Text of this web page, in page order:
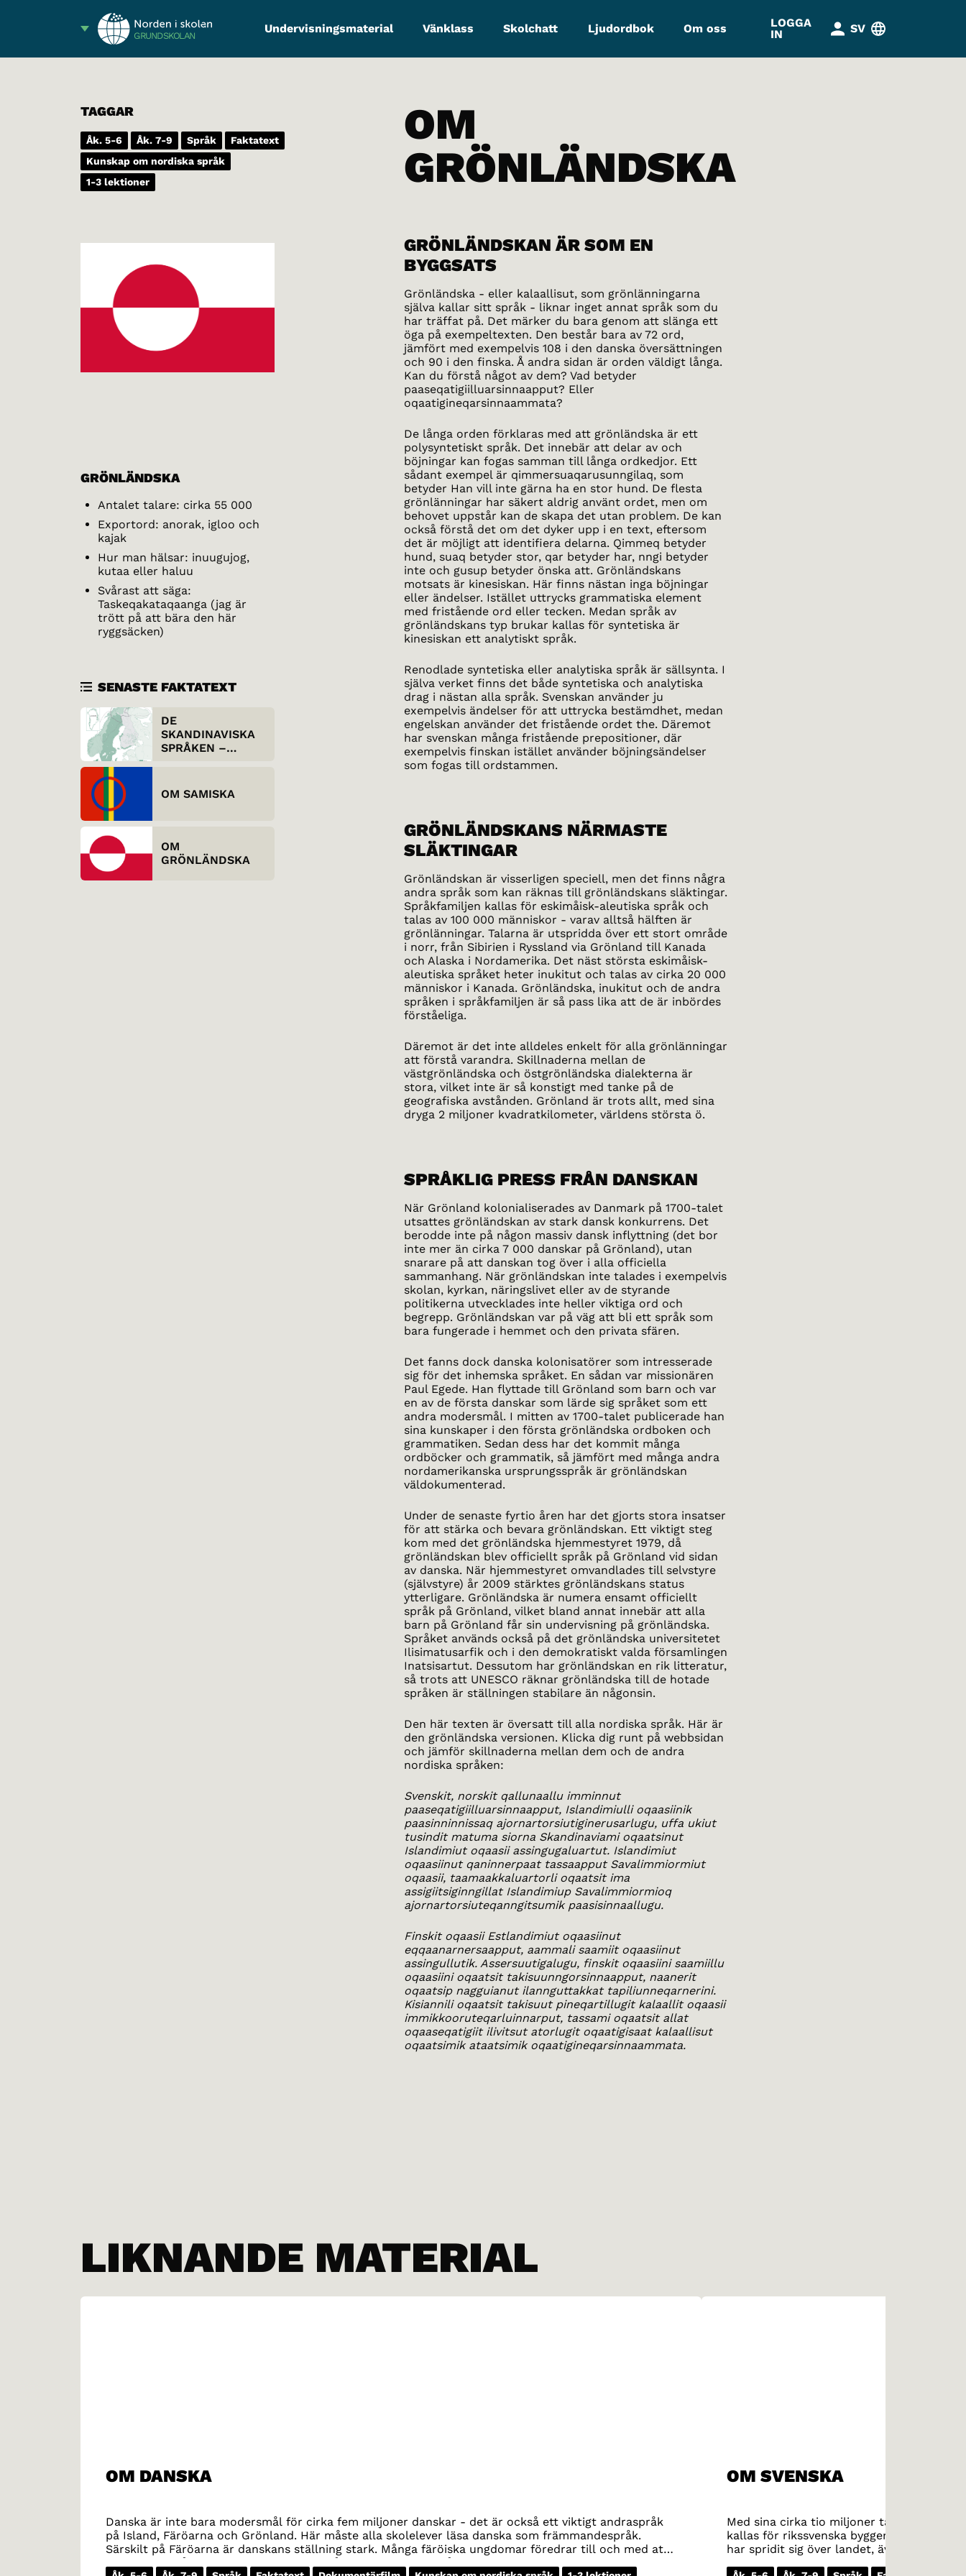
GRUNDSKOLAN
Undervisningsmaterial Vänklass Skolchatt Ljudordbok Om oss
LOGGA
IN
SV
TAGGAR
Åk. 5-6 Åk. 7-9 Språk
Faktatext
Kunskap om nordiska språk
1-3 lektioner
GRÖNLÄNDSKA
Antalet talare: cirka 55 000
Exportord: anorak, igloo och
kajak
Hur man hälsar: inuugujog,
kutaa eller haluu
Svårast att säga:
Taskeqakataqaanga (jag är
trött på att bära den här
ryggsäcken)
SENASTE FAKTATEXT
DE
SKANDINAVISKA
SPRÅKEN –
OM SAMISKA
OM
GRÖNLÄNDSKA
OM
GRÖNLÄNDSKA
GRÖNLÄNDSKAN ÄR SOM EN
BYGGSATS
Grönländska - eller kalaallisut, som grönlänningarna
själva kallar sitt språk - liknar inget annat språk som du
har träffat på. Det märker du bara genom att slänga ett
öga på exempeltexten. Den består bara av 72 ord,
jämfört med exempelvis 108 i den danska översättningen
och 90 i den finska. Å andra sidan är orden väldigt långa.
Kan du förstå något av dem? Vad betyder
paaseqatigiilluarsinnaapput? Eller
oqaatigineqarsinnaammata?
De långa orden förklaras med att grönländska är ett
polysyntetiskt språk. Det innebär att delar av och
böjningar kan fogas samman till långa ordkedjor. Ett
sådant exempel är qimmersuaqarusunngilaq, som
betyder Han vill inte gärna ha en stor hund. De flesta
grönlänningar har säkert aldrig använt ordet, men om
behovet uppstår kan de skapa det utan problem. De kan
också förstå det om det dyker upp i en text, eftersom
det är möjligt att identifiera delarna. Qimmeq betyder
hund, suaq betyder stor, qar betyder har, nngi betyder
inte och gusup betyder önska att. Grönländskans
motsats är kinesiskan. Här finns nästan inga böjningar
eller ändelser. Istället uttrycks grammatiska element
med fristående ord eller tecken. Medan språk av
grönländskans typ brukar kallas för syntetiska är
kinesiskan ett analytiskt språk.
Renodlade syntetiska eller analytiska språk är sällsynta. I
själva verket finns det både syntetiska och analytiska
drag i nästan alla språk. Svenskan använder ju
exempelvis ändelser för att uttrycka bestämdhet, medan
engelskan använder det fristående ordet the. Däremot
har svenskan många fristående prepositioner, där
exempelvis finskan istället använder böjningsändelser
som fogas till ordstammen.
GRÖNLÄNDSKANS NÄRMASTE
SLÄKTINGAR
Grönländskan är visserligen speciell, men det finns några
andra språk som kan räknas till grönländskans släktingar.
Språkfamiljen kallas för eskimåisk-aleutiska språk och
talas av 100 000 människor - varav alltså hälften är
grönlänningar. Talarna är utspridda över ett stort område
i norr, från Sibirien i Ryssland via Grönland till Kanada
och Alaska i Nordamerika. Det näst största eskimåisk-
aleutiska språket heter inukitut och talas av cirka 20 000
människor i Kanada. Grönländska, inukitut och de andra
språken i språkfamiljen är så pass lika att de är inbördes
förståeliga.
Däremot är det inte alldeles enkelt för alla grönlänningar
att förstå varandra. Skillnaderna mellan de
västgrönländska och östgrönländska dialekterna är
stora, vilket inte är så konstigt med tanke på de
geografiska avstånden. Grönland är trots allt, med sina
dryga 2 miljoner kvadratkilometer, världens största ö.
SPRÅKLIG PRESS FRÅN DANSKAN
När Grönland kolonialiserades av Danmark på 1700-talet
utsattes grönländskan av stark dansk konkurrens. Det
berodde inte på någon massiv dansk inflyttning (det bor
inte mer än cirka 7 000 danskar på Grönland), utan
snarare på att danskan tog över i alla officiella
sammanhang. När grönländskan inte talades i exempelvis
skolan, kyrkan, näringslivet eller av de styrande
politikerna utvecklades inte heller viktiga ord och
begrepp. Grönländskan var på väg att bli ett språk som
bara fungerade i hemmet och den privata sfären.
Det fanns dock danska kolonisatörer som intresserade
sig för det inhemska språket. En sådan var missionären
Paul Egede. Han flyttade till Grönland som barn och var
en av de första danskar som lärde sig språket som ett
andra modersmål. I mitten av 1700-talet publicerade han
sina kunskaper i den första grönländska ordboken och
grammatiken. Sedan dess har det kommit många
ordböcker och grammatik, så jämfört med många andra
nordamerikanska ursprungsspråk är grönländskan
väldokumenterad.
Under de senaste fyrtio åren har det gjorts stora insatser
för att stärka och bevara grönländskan. Ett viktigt steg
kom med det grönländska hjemmestyret 1979, då
grönländskan blev officiellt språk på Grönland vid sidan
av danska. När hjemmestyret omvandlades till selvstyre
(självstyre) år 2009 stärktes grönländskans status
ytterligare. Grönländska är numera ensamt officiellt
språk på Grönland, vilket bland annat innebär att alla
barn på Grönland får sin undervisning på grönländska.
Språket används också på det grönländska universitetet
Ilisimatusarfik och i den demokratiskt valda församlingen
Inatsisartut. Dessutom har grönländskan en rik litteratur,
så trots att UNESCO räknar grönländska till de hotade
språken är ställningen stabilare än någonsin.
Den här texten är översatt till alla nordiska språk. Här är
den grönländska versionen. Klicka dig runt på webbsidan
och jämför skillnaderna mellan dem och de andra
nordiska språken:
Svenskit, norskit qallunaallu imminnut
paaseqatigiilluarsinnaapput, Islandimiulli oqaasiinik
paasinninnissaq ajornartorsiutiginerusarlugu, uffa ukiut
tusindit matuma siorna Skandinaviami oqaatsinut
Islandimiut oqaasii assingugaluartut. Islandimiut
oqaasiinut qaninnerpaat tassaapput Savalimmiormiut
oqaasii, taamaakkaluartorli oqaatsit ima
assigiitsiginngillat Islandimiup Savalimmiormioq
ajornartorsiuteqanngitsumik paasisinnaallugu.
Finskit oqaasii Estlandimiut oqaasiinut
eqqaanarnersaapput, aammali saamiit oqaasiinut
assingullutik. Assersuutigalugu, finskit oqaasiini saamiillu
oqaasiini oqaatsit takisuunngorsinnaapput, naanerit
oqaatsip nagguianut ilannguttakkat tapiliunneqarnerini.
Kisiannili oqaatsit takisuut pineqartillugit kalaallit oqaasii
immikkooruteqarluinnarput, tassami oqaatsit allat
oqaaseqatigiit ilivitsut atorlugit oqaatigisaat kalaallisut
oqaatsimik ataatsimik oqaatigineqarsinnaammata.
LIKNANDE MATERIAL
OM DANSKA
Danska är inte bara modersmål för cirka fem miljoner danskar - det är också ett viktigt andraspråk
på Island, Färöarna och Grönland. Här måste alla skolelever läsa danska som främmandespråk.
Särskilt på Färöarna är danskans ställning stark. Många färöiska ungdomar föredrar till och med att
läsa böcker på danska framför att läsa på sitt eget modersmål.
OM SVENSKA
Med sina cirka tio miljoner talare är
kallas för rikssvenska bygger på den
har spridit sig över landet, även om